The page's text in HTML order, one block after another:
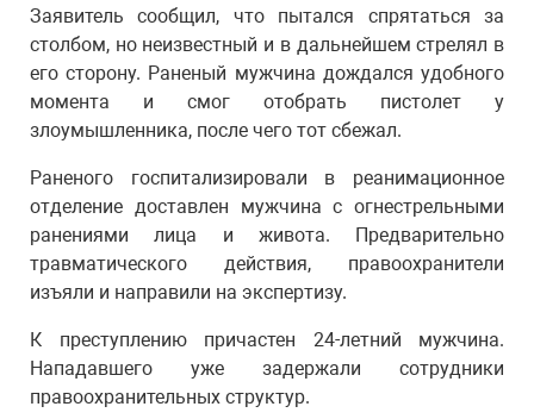
Заявитель сообщил, что пытался спрятаться за
столбом, но неизвестный и в дальнейшем стрелял в
его сторону. Раненый мужчина дождался удобного
момента и смог отобрать пистолет у
злоумышленника, после чего тот сбежал.
Раненого госпитализировали в реанимационное
отделение доставлен мужчина с огнестрельными
ранениями лица и живота. Предварительно
травматического действия, правоохранители
изъяли и направили на экспертизу.
К преступлению причастен 24-летний мужчина.
Нападавшего уже задержали сотрудники
правоохранительных структур.